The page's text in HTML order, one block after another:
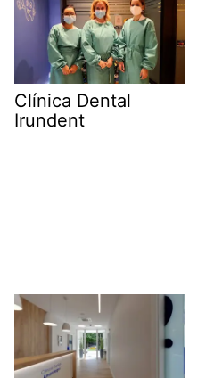
Clínica Dental
Irundent